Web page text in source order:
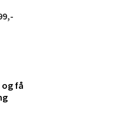
og få
7340 Oppdal